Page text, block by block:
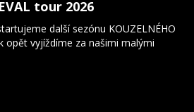
tour 2026
další sezónu KOUZELNÉHO
opět vyjíždíme za našimi malými